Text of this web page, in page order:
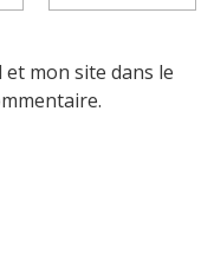
mon site dans le